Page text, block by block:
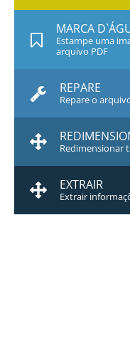
MARCA
Estampe uma
arquivo PDF
REPARE
Repare o
Redimensionar
EXTRAIR
Extrair